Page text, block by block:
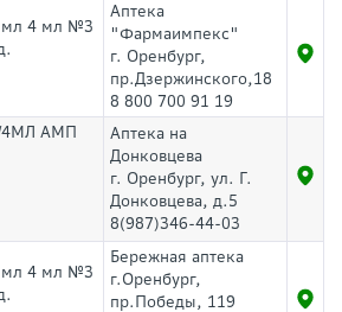
мл 4 мл №3
Аптека
"Фармаимпекс"
г. Оренбург,
пр.Дзержинского,18
8 800 700 91 19
4МЛ АМП
Аптека на
Донковцева
г. Оренбург, ул. Г.
Донковцева, д.5
8(987)346-44-03
мл 4 мл №3
Бережная аптека
г.Оренбург,
пр.Победы, 119